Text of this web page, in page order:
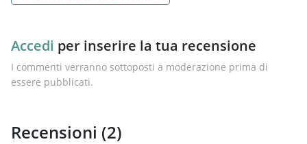
Accedi per inserire la tua recensione
I commenti verranno sottoposti a moderazione prima di
essere pubblicati.
Recensioni (2)